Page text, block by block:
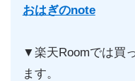
おはぎのnote
▼楽天Roomでは買
ます。